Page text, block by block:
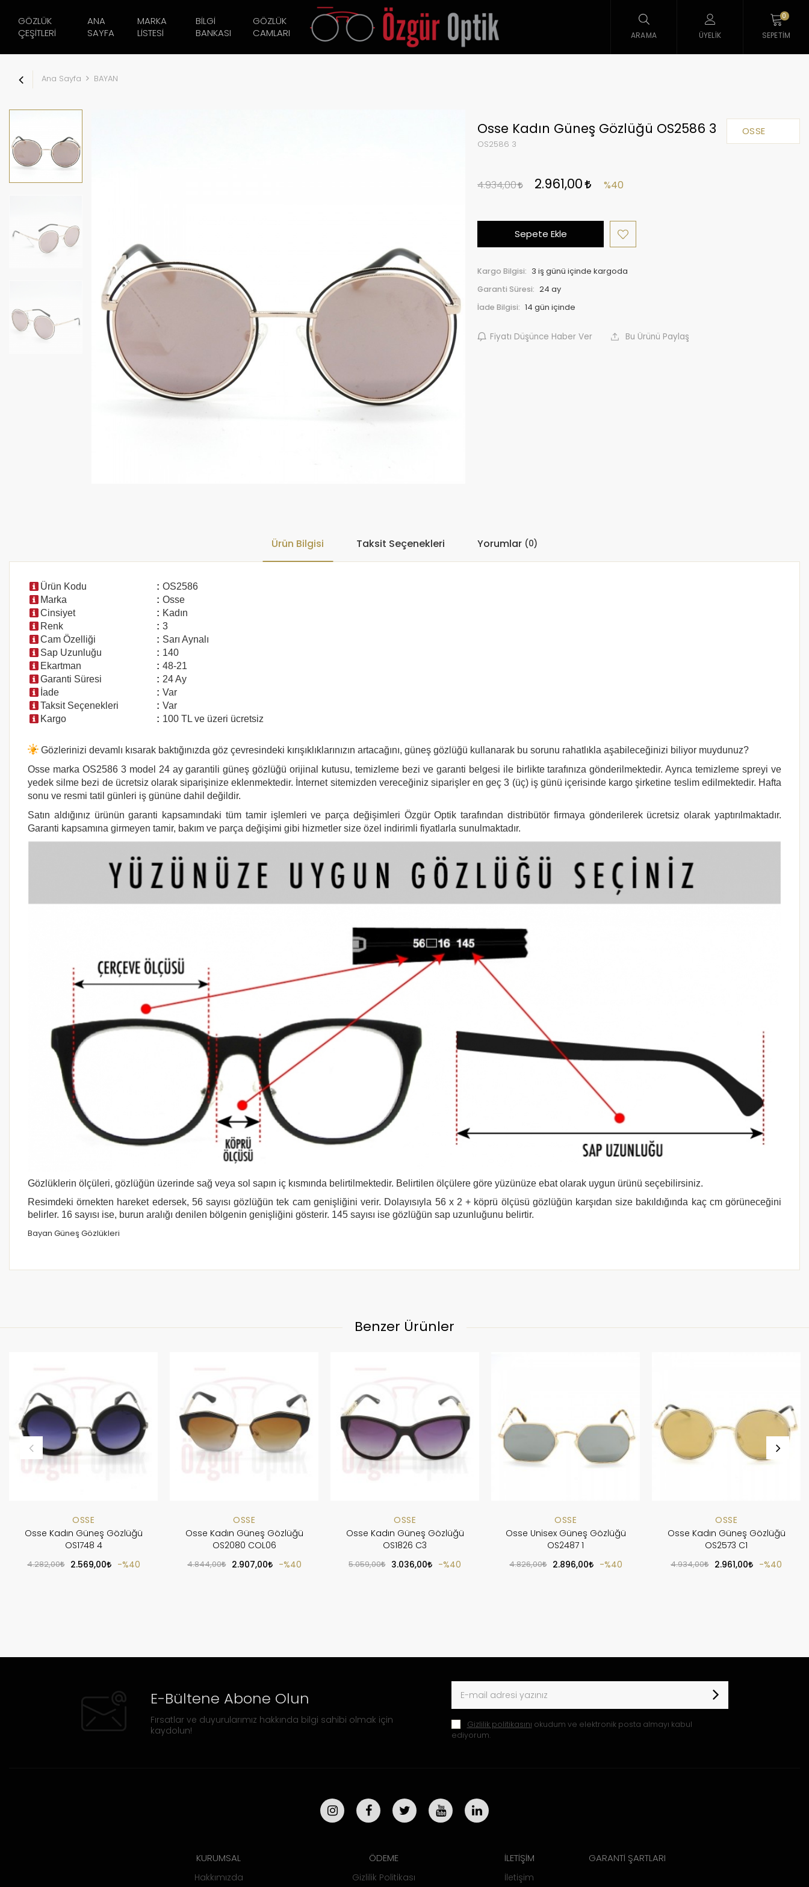
GÖZLÜK
ÇEŞITLERI
ANA
SAYFA
MARKA
LISTESI
BILGI
BANKASI
GÖZLÜK
CAMLARI
ARAMA ÜYELIK
0
SEPETIM
Ana Sayfa BAYAN
OSSE
Osse Kadın Güneş Gözlüğü OS2586 3
OS2586 3
4.934,00 2.961,00 %40
Sepete Ekle
Kargo Bilgisi: 3 iş günü içinde kargoda
Garanti Süresi: 24 ay
İade Bilgisi:
Fiyatı Düşünce Haber Ver Bu Ürünü Paylaş
Ürün Bilgisi Taksit Seçenekleri Yorumlar (0)
Ürün Kodu : OS2586
Marka
: Osse
Cinsiyet
: Kadın
Renk
: 3
Cam Özelliği
: Sarı Aynalı
Sap Uzunluğu
: 140
Ekartman
: 48-21
Garanti Süresi
: 24 Ay
İade
: Var
Taksit Seçenekleri
: Var
Kargo
: 100 TL ve üzeri ücretsiz
Gözlerinizi devamlı kısarak baktığınızda göz çevresindeki kırışıklıklarınızın artacağını, güneş gözlüğü kullanarak bu sorunu rahatlıkla aşabileceğinizi biliyor muydunuz?
Osse marka OS2586 3 model 24 ay garantili güneş gözlüğü orijinal kutusu, temizleme bezi ve garanti belgesi ile birlikte tarafınıza gönderilmektedir. Ayrıca temizleme spreyi ve
yedek silme bezi de ücretsiz olarak siparişinize eklenmektedir. İnternet sitemizden vereceğiniz siparişler en geç 3 (üç) iş günü içerisinde kargo şirketine teslim edilmektedir. Hafta
sonu ve resmi tatil günleri iş gününe dahil değildir.
Satın aldığınız ürünün garanti kapsamındaki tüm tamir işlemleri ve parça değişimleri Özgür Optik tarafından distribütör firmaya gönderilerek ücretsiz olarak yaptırılmaktadır.
Garanti kapsamına girmeyen tamir, bakım ve parça değişimi gibi hizmetler size özel indirimli fiyatlarla sunulmaktadır.
Gözlüklerin ölçüleri, gözlüğün üzerinde sağ veya sol sapın iç kısmında belirtilmektedir. Belirtilen ölçülere göre yüzünüze ebat olarak uygun ürünü seçebilirsiniz.
Resimdeki örnekten hareket edersek, 56 sayısı gözlüğün tek cam genişliğini verir. Dolayısıyla 56 x 2 + köprü ölçüsü gözlüğün karşıdan size bakıldığında kaç cm görüneceğini
belirler. 16 sayısı ise, burun aralığı denilen bölgenin genişliğini gösterir. 145 sayısı ise gözlüğün sap uzunluğunu belirtir.
Bayan Güneş Gözlükleri
Benzer Ürünler
OSSE
Osse Kadın Güneş Gözlüğü
OS1748 4
4.282,00 2.569,00 %40
OSSE
Osse Kadın Güneş Gözlüğü
OS2080 COL06
4.844,00 2.907,00 %40
OSSE
Osse Kadın Güneş Gözlüğü
OS1826 C3
5.059,00 3.036,00 %40
OSSE
Osse Unisex Güneş Gözlüğü
OS2487 1
4.826,00 2.896,00 %40
OSSE
Osse Kadın Güneş Gözlüğü
OS2573 C1
4.934,00 2.961,00 %40
E-Bültene Abone Olun
Fırsatlar ve duyurularımız hakkında bilgi sahibi olmak için
kaydolun!
Gizlilik politikasını okudum ve elektronik posta almayı kabul
ediyorum.
KURUMSAL
Hakkımızda
ÖDEME
Gizlilik Politikası
İLETİŞİM
İletişim
GARANTİ ŞARTLARI